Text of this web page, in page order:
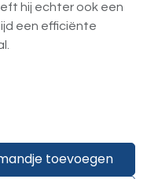
hij echter ook een
een efficiënte
toevoegen